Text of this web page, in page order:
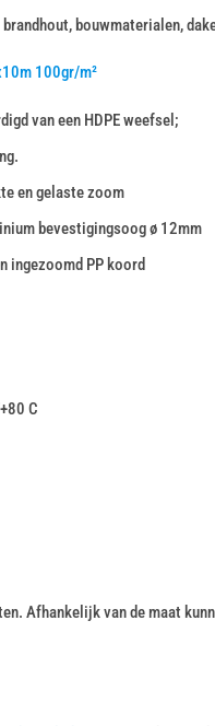
bouwmaterialen,
100gr/m²
van een HDPE weefsel;
en gelaste zoom
bevestigingsoog ø 12mm
ingezoomd PP koord
C
Afhankelijk van de maat